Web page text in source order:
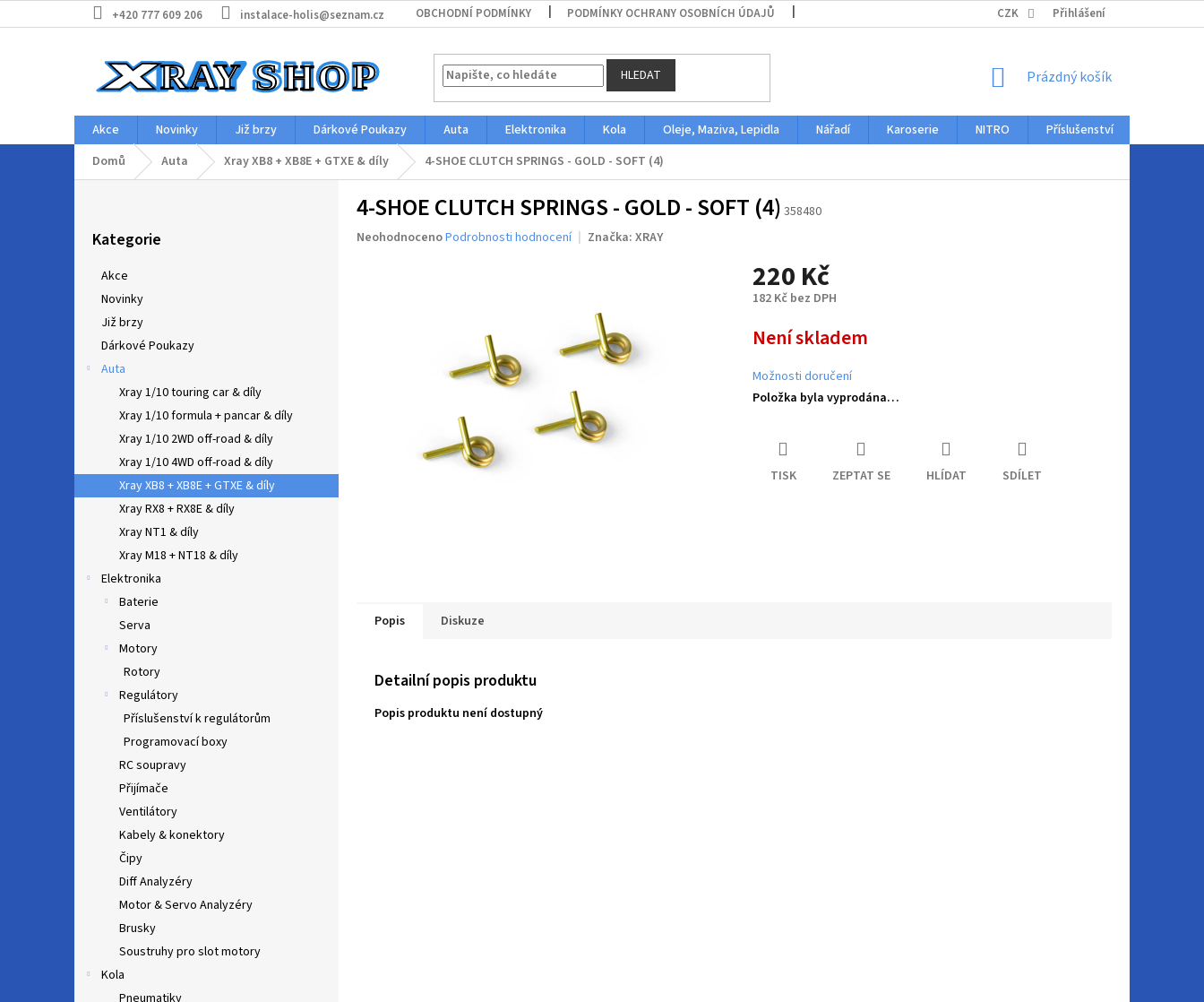
na
+420 777 609 206 instalace-holis@seznam.cz OBCHODNÍ PODMÍNKY PODMÍNKY OCHRANY OSOBNÍCH ÚDAJŮ CZK Přihlášení
HLEDAT
NÁKUPNÍ
Prázdný košík
Akce Novinky Již brzy Dárkové Poukazy Auta Elektronika Kola Oleje, Maziva, Lepidla Nářadí Karoserie NITRO Příslušenství
Domů
Auta Xray XB8 + XB8E + GTXE & díly 4-SHOE CLUTCH SPRINGS - GOLD - SOFT (4)
kategorie
Kategorie
Akce
Novinky
Již brzy
Dárkové Poukazy
Auta
Xray 1/10 touring car & díly
Xray 1/10 formula + pancar & díly
Xray 1/10 2WD off-road & díly
Xray 1/10 4WD off-road & díly
Xray XB8 + XB8E + GTXE & díly
Xray RX8 + RX8E & díly
Xray NT1 & díly
Xray M18 + NT18 & díly
Elektronika
Baterie
Serva
Motory
Rotory
Regulátory
Příslušenství k regulátorům
Programovací boxy
RC soupravy
Přijímače
Ventilátory
Kabely & konektory
Čipy
Diff Analyzéry
Motor & Servo Analyzéry
Brusky
Soustruhy pro slot motory
Kola
Pneumatiky
4-SHOE CLUTCH SPRINGS - GOLD - SOFT (4) 358480
Průměrné
NeohodnocenoPodrobnosti hodnocení Značka: XRAY
220 Kč
182 Kč bez DPH
cena:
Není skladem
Možnosti doručení
Položka byla vyprodána…
TISK ZEPTAT SE HLÍDAT SDÍLET
Popis Diskuze
Detailní popis produktu
Popis produktu není dostupný